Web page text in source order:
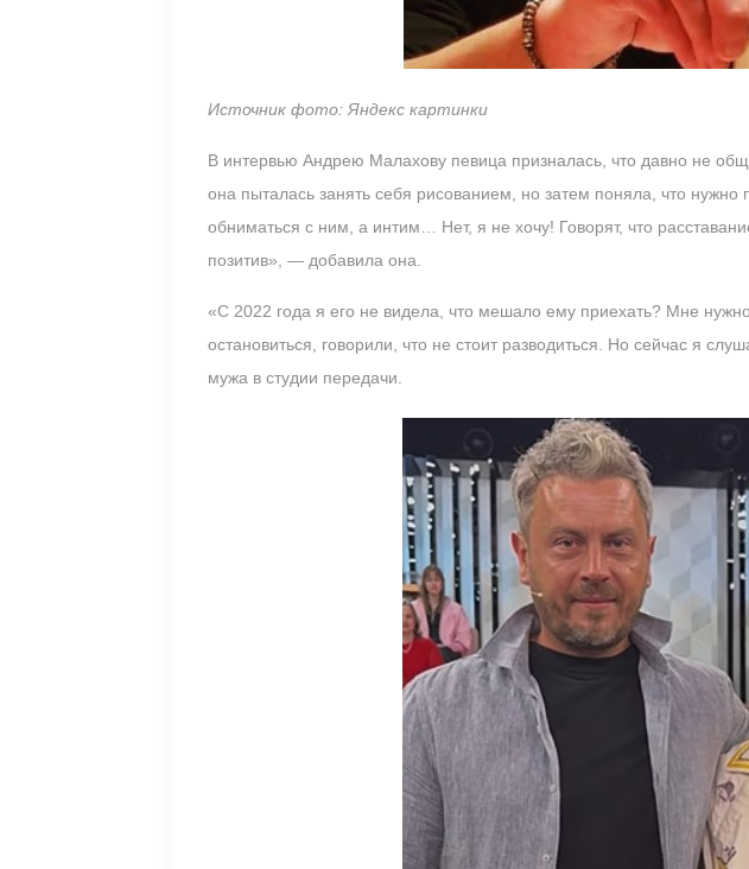
Источник фото: Яндекс картинки
В интервью Андрею Малахову певица призналась, что давно не
она пыталась занять себя рисованием, но затем поняла, что
обниматься с ним, а интим… Нет, я не хочу! Говорят, что
позитив», — добавила она.
«С 2022 года я его не видела, что мешало ему приехать? Мне
остановиться, говорили, что не стоит разводиться. Но сейчас я
мужа в студии передачи.